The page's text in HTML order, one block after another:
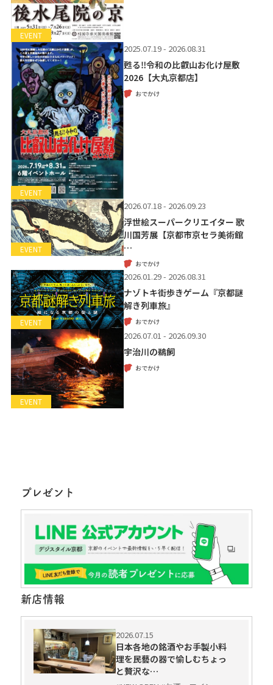
EVENT
EVENT
2025.07.19 - 2026.08.31
甦る‼令和の比叡山お化け屋敷
2026【大丸京都店】
おでかけ
EVENT
2026.07.18 - 2026.09.23
浮世絵スーパークリエイター 歌
川国芳展【京都市京セラ美術館
…
おでかけ
EVENT
2026.01.29 - 2026.08.31
ナゾトキ街歩きゲーム『京都謎
解き列車旅』
おでかけ
EVENT
2026.07.01 - 2026.09.30
宇治川の鵜飼
おでかけ
プレゼント
新店情報
2026.07.15
日本各地の銘酒やお手製小料
理を民藝の器で愉しむちょっ
と贅沢な…